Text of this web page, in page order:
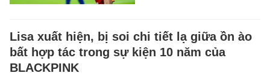
Lisa xuất hiện, bị soi chi tiết lạ giữa ồn ào
bất hợp tác trong sự kiện 10 năm của
BLACKPINK